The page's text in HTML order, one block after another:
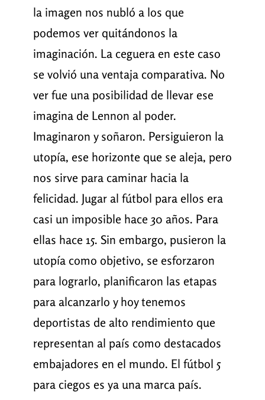
la imagen nos nubló a los que
podemos ver quitándonos la
imaginación. La ceguera en este caso
se volvió una ventaja comparativa. No
ver fue una posibilidad de llevar ese
imagina de Lennon al poder.
Imaginaron y soñaron. Persiguieron la
utopía, ese horizonte que se aleja, pero
nos sirve para caminar hacia la
felicidad. Jugar al fútbol para ellos era
casi un imposible hace 30 años. Para
ellas hace 15. Sin embargo, pusieron la
utopía como objetivo, se esforzaron
para lograrlo, planificaron las etapas
para alcanzarlo y hoy tenemos
deportistas de alto rendimiento que
representan al país como destacados
embajadores en el mundo. El fútbol 5
para ciegos es ya una marca país.